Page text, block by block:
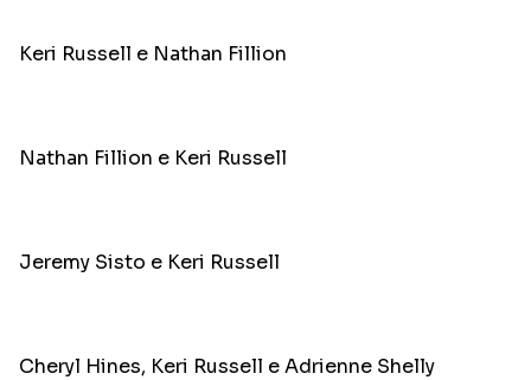
Keri Russell e Nathan Fillion
Nathan Fillion e Keri Russell
Jeremy Sisto e Keri Russell
Cheryl Hines, Keri Russell e Adrienne Shelly